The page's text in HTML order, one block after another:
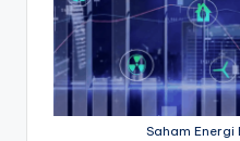
Saham Energi